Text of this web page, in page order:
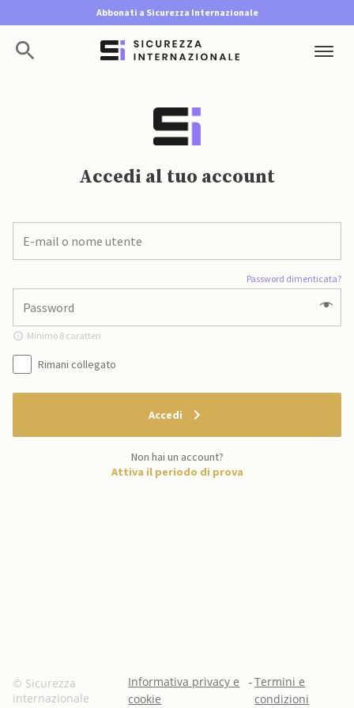
Abbonati a Sicurezza Internazionale
Accedi al tuo account
Password dimenticata?
Minimo 8 caratteri
Rimani collegato
Accedi
Non hai un account?
Attiva il periodo di prova
© Sicurezza
internazionale
Informativa privacy e
cookie
-Termini e
condizioni